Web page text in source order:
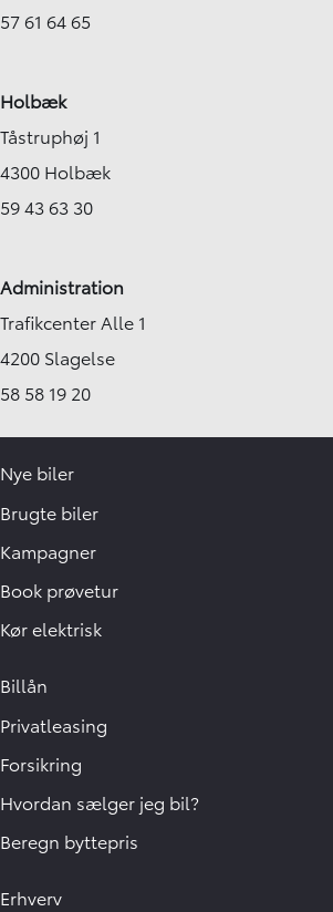
57 61 64 65
Holbæk
Tåstruphøj 1
4300 Holbæk
59 43 63 30
Administration
Trafikcenter Alle 1
4200 Slagelse
58 58 19 20
Nye biler
Brugte biler
Kampagner
Book prøvetur
Kør elektrisk
Billån
Privatleasing
Forsikring
Hvordan sælger jeg bil?
Beregn byttepris
Erhverv